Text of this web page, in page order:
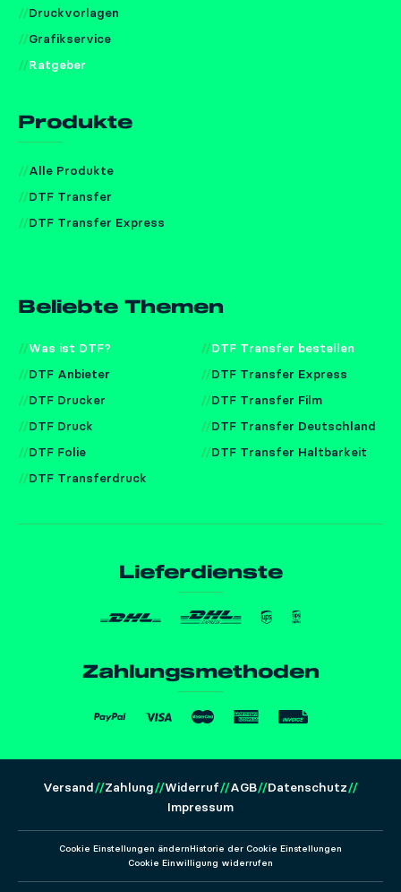
Druckvorlagen
Grafikservice
Ratgeber
Produkte
Alle Produkte
DTF Transfer
DTF Transfer Express
Beliebte Themen
Was ist DTF?
DTF Anbieter
DTF Drucker
DTF Druck
DTF Folie
DTF Transferdruck
DTF Transfer bestellen
DTF Transfer Express
DTF Transfer Film
DTF Transfer Deutschland
DTF Transfer Haltbarkeit
Lieferdienste
Zahlungsmethoden
Versand Zahlung Widerruf AGB
Datenschutz
Impressum
Cookie Einstellungen ändernHistorie der Cookie Einstellungen
Cookie Einwilligung widerrufen